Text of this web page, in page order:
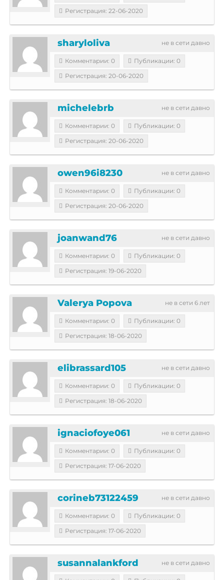
Регистрация: 22-06-2020
не в сети давно
sharyloliva
Комментарии: 0
Публикации: 0
Регистрация: 20-06-2020
не в сети давно
michelebrb
Комментарии: 0
Публикации: 0
Регистрация: 20-06-2020
не в сети давно
owen96i8230
Комментарии: 0
Публикации: 0
Регистрация: 20-06-2020
не в сети давно
joanwand76
Комментарии: 0
Публикации: 0
Регистрация: 19-06-2020
не в сети 6 лет
Valerya Popova
Комментарии: 0
Публикации: 0
Регистрация: 18-06-2020
не в сети давно
elibrassard105
Комментарии: 0
Публикации: 0
Регистрация: 18-06-2020
не в сети давно
ignaciofoye061
Комментарии: 0
Публикации: 0
Регистрация: 17-06-2020
не в сети давно
corineb73122459
Комментарии: 0
Публикации: 0
Регистрация: 17-06-2020
не в сети давно
susannalankford